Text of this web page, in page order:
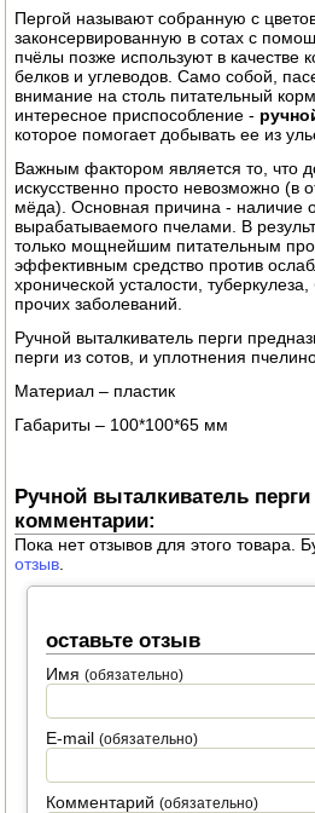
ГАЗОВЫЕ БАЛЛОНЫ
НАСТОЛЬНЫЕ ПЛИТЫ
ЭЛЕКТРО И БЕНЗО
ОПРЫСКИВАТЕЛИ
ЭЛЕКТРО ШАШЛЫЧНИЦЫ
СОКОВЫЖИМАЛКИ
СУШИЛКИ ПРОДУКТОВ
СОКОВАРКИ
ТОВАРЫ ДЛЯ ЗИМЫ
ОБОРУДОВАНИЕ ДЛЯ
ДОИЛЬНЫЕ АППАРАТЫ
ПОСУДА ДЛЯ КУХНИ
ДУШ ДЛЯ ДАЧИ И ДОМА
МАНГАЛЫ, КОПТИЛЬНИ
Пергой называют собранную с
законсервированную в сотах с
пчёлы позже используют в качестве
белков и углеводов. Само собой,
внимание на столь питательный
интересное приспособление -
которое помогает добывать ее из
Важным фактором является то, что
искусственно просто невозможно (в
мёда). Основная причина - наличие
вырабатываемого пчелами. В
только мощнейшим питательным
эффективным средство против
хронической усталости,
прочих заболеваний.
Ручной выталкиватель перги
перги из сотов, и уплотнения
Материал – пластик
Габариты – 100*100*65 мм
Ручной выталкиватель
комментарии:
Пока нет отзывов для этого товара.
отзыв
оставьте отзыв
Имя(обязательно)
E-mail(обязательно)
Комментарий(обязательно)